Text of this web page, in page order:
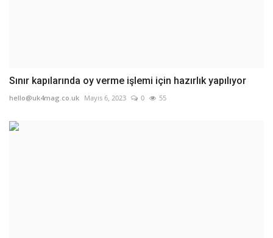
Sınır kapılarında oy verme işlemi için hazırlık yapılıyor
hello@uk4mag.co.uk Mayıs 6, 2023 0 55